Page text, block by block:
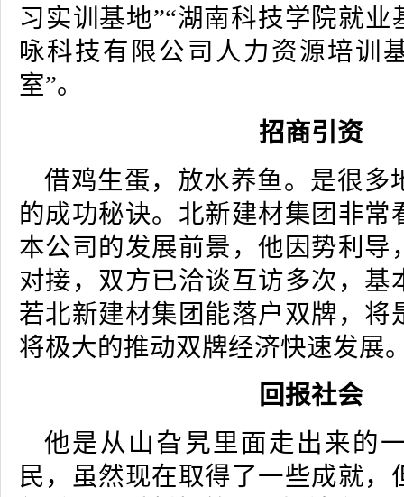
习实训基地”“湖南科技学院就业
咏科技有限公司人力资源培训
室”。
招商引资
借鸡生蛋，放水养鱼。是很多
的成功秘诀。北新建材集团非常
本公司的发展前景，他因势利导
对接，双方已洽谈互访多次，基
若北新建材集团能落户双牌，将
将极大的推动双牌经济快速发展
回报社会
他是从山旮旯里面走出来的
民，虽然现在取得了一些成就，